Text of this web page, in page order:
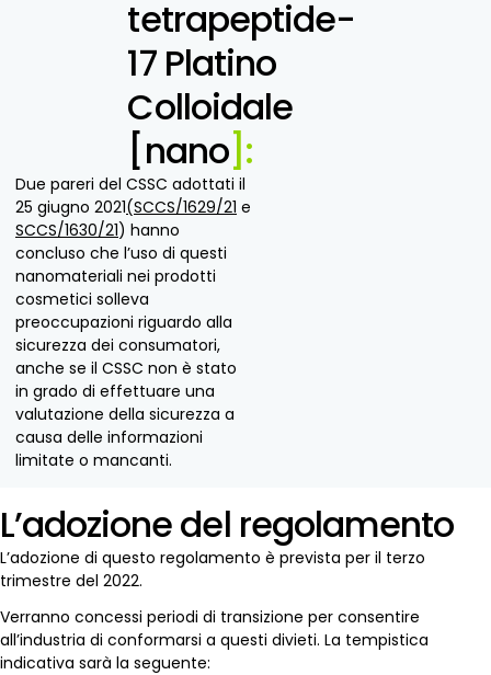
tetrapeptide-
17 Platino
Colloidale
[nano]:
Due pareri del CSSC adottati il
25 giugno 2021(SCCS/1629/21 e
SCCS/1630/21) hanno
concluso che l’uso di questi
nanomateriali nei prodotti
cosmetici solleva
preoccupazioni riguardo alla
sicurezza dei consumatori,
anche se il CSSC non è stato
in grado di effettuare una
valutazione della sicurezza a
causa delle informazioni
limitate o mancanti.
L’adozione del regolamento
L’adozione di questo regolamento è prevista per il terzo
trimestre del 2022.
Verranno concessi periodi di transizione per consentire
all’industria di conformarsi a questi divieti. La tempistica
indicativa sarà la seguente: